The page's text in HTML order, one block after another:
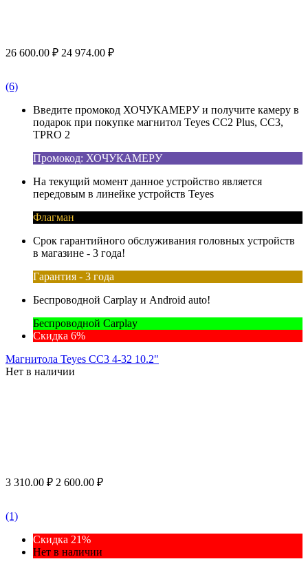
26 600.00 ₽ 24 974.00 ₽
(6)
Введите промокод ХОЧУКАМЕРУ и получите камеру в
подарок при покупке магнитол Teyes CC2 Plus, CC3,
TPRO 2
Промокод: ХОЧУКАМЕРУ
На текущий момент данное устройство является
передовым в линейке устройств Teyes
Флагман
Срок гарантийного обслуживания головных устройств
в магазине - 3 года!
Гарантия - 3 года
Беспроводной Carplay и Android auto!
Беспроводной Carplay
Скидка 6%
Магнитола Teyes CC3 4-32 10.2"
Нет в наличии
3 310.00 ₽ 2 600.00 ₽
(1)
Скидка 21%
Нет в наличии